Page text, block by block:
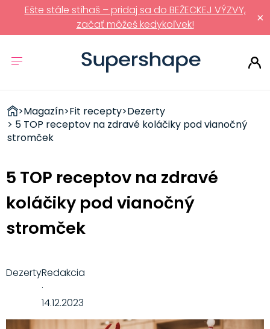
×
Ešte stále stíhaš – pridaj sa do BEŽECKEJ VÝZVY,
začať môžeš kedykoľvek!
ZDRAVÉ
RÝCHLOVKY
>Magazín>Fit recepty>Dezerty
> 5 TOP receptov na zdravé koláčiky pod vianočný
stromček
5 TOP receptov na zdravé
koláčiky pod vianočný
stromček
DezertyRedakcia
·
14.12.2023